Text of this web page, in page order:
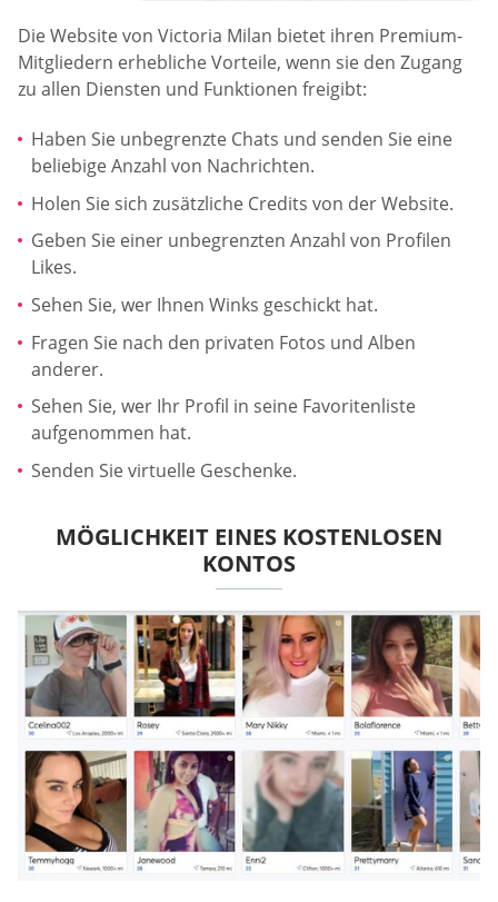
Die Website von Victoria Milan bietet ihren Premium-
Mitgliedern erhebliche Vorteile, wenn sie den Zugang
zu allen Diensten und Funktionen freigibt:
Haben Sie unbegrenzte Chats und senden Sie eine
beliebige Anzahl von Nachrichten.
Holen Sie sich zusätzliche Credits von der Website.
Geben Sie einer unbegrenzten Anzahl von Profilen
Likes.
Sehen Sie, wer Ihnen Winks geschickt hat.
Fragen Sie nach den privaten Fotos und Alben
anderer.
Sehen Sie, wer Ihr Profil in seine Favoritenliste
aufgenommen hat.
Senden Sie virtuelle Geschenke.
MÖGLICHKEIT EINES KOSTENLOSEN
KONTOS